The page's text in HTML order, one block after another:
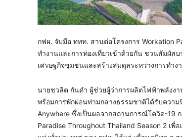
กฟผ. จับมือ ททท. สานต่อโครงการ Workation
ทำงานและการท่องเที่ยวเข้าด้วยกัน ชวนสัมผัส
เศรษฐกิจชุมชนและสร้างสมดุลระหว่างการทำง
นายชวลิต กันคำ ผู้ช่วยผู้ว่าการผลิตไฟฟ้าพลังงา
พร้อมการพักผ่อนท่ามกลางธรรมชาติได้รับควา
Anywhere ซึ่งเป็นผลจากสถานการณ์โควิด-19
Paradise Throughout Thailand Season 2 เ